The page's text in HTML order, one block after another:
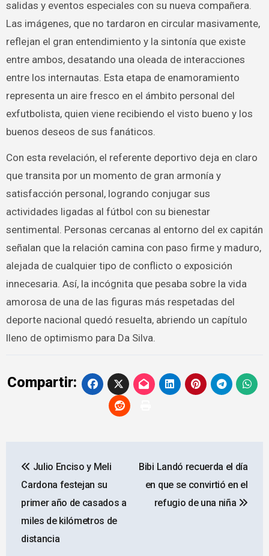
salidas y eventos especiales con su nueva compañera.
Las imágenes, que no tardaron en circular masivamente,
reflejan el gran entendimiento y la sintonía que existe
entre ambos, desatando una oleada de interacciones
entre los internautas. Esta etapa de enamoramiento
representa un aire fresco en el ámbito personal del
exfutbolista, quien viene recibiendo el visto bueno y los
buenos deseos de sus fanáticos.
Con esta revelación, el referente deportivo deja en claro
que transita por un momento de gran armonía y
satisfacción personal, logrando conjugar sus
actividades ligadas al fútbol con su bienestar
sentimental. Personas cercanas al entorno del ex capitán
señalan que la relación camina con paso firme y maduro,
alejada de cualquier tipo de conflicto o exposición
innecesaria. Así, la incógnita que pesaba sobre la vida
amorosa de una de las figuras más respetadas del
deporte nacional quedó resuelta, abriendo un capítulo
lleno de optimismo para Da Silva.
Compartir:
de
entradas
Julio Enciso y Meli
Cardona festejan su
primer año de casados a
miles de kilómetros de
distancia
Bibi Landó recuerda el día
en que se convirtió en el
refugio de una niña